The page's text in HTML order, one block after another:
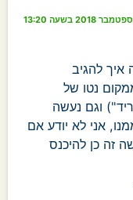
איך להגיב
נטו של
וגם נעשה
אני לא יודע אם
זה כן להיכנס